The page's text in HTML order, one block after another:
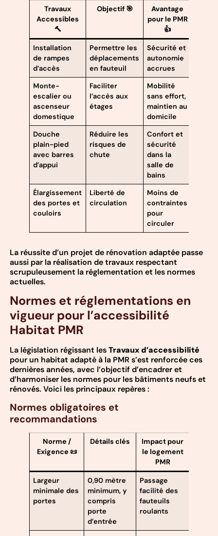
Travaux
Accessibles
🔨
Objectif 🎯
Avantage
pour le PMR
👍
Installation
de rampes
d’accès
Permettre les
déplacements
en fauteuil
Sécurité et
autonomie
accrues
Monte-
escalier ou
ascenseur
domestique
Faciliter
l’accès aux
étages
Mobilité
sans effort,
maintien au
domicile
Douche
plain-pied
avec barres
d’appui
Réduire les
risques de
chute
Confort et
sécurité
dans la
salle de
bains
Élargissement
des portes et
couloirs
Liberté de
circulation
Moins de
contraintes
pour
circuler
La réussite d’un projet de rénovation adaptée passe
aussi par la réalisation de travaux respectant
scrupuleusement la réglementation et les normes
actuelles.
Normes et réglementations en
vigueur pour l’accessibilité
Habitat PMR
La législation régissant lesTravaux d’accessibilité
pour un habitat adapté à la PMR s’est renforcée ces
dernières années, avec l’objectif d’encadrer et
d’harmoniser les normes pour les bâtiments neufs et
rénovés. Voici les principaux repères :
Normes obligatoires et
recommandations
Norme /
Exigence 📜
Détails clés
Impact pour
le logement
PMR
Largeur
minimale des
portes
0,90 mètre
minimum, y
compris
porte
d’entrée
Passage
facilité des
fauteuils
roulants